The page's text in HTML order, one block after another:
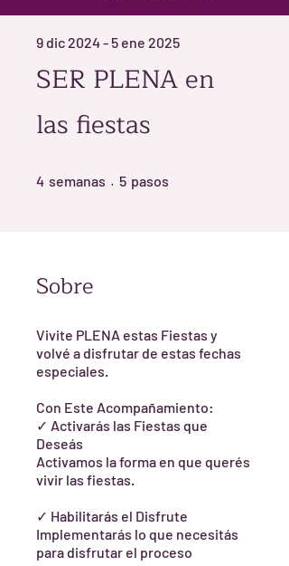
SER PLENA en
las fiestas
9 dic 2024 - 5 ene 2025
4 semanas 5 pasos
Sobre
Vivite PLENA estas Fiestas y
volvé a disfrutar de estas fechas
especiales.
Con Este Acompañamiento:
✓ Activarás las Fiestas que
Deseás
Activamos la forma en que querés
vivir las fiestas.
✓ Habilitarás el Disfrute
Implementarás lo que necesitás
para disfrutar el proceso